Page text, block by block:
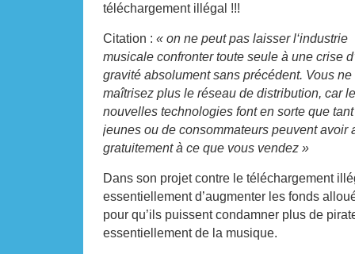
téléchargement illégal !!!
Citation : « on ne peut pas laisser l‘industrie
musicale confronter toute seule à une crise
gravité absolument sans précédent. Vous ne
maîtrisez plus le réseau de distribution, car
nouvelles technologies font en sorte que
jeunes ou de consommateurs peuvent avoir
gratuitement à ce que vous vendez »
Dans son projet contre le téléchargement
essentiellement d’augmenter les fonds
pour qu’ils puissent condamner plus de
essentiellement de la musique.